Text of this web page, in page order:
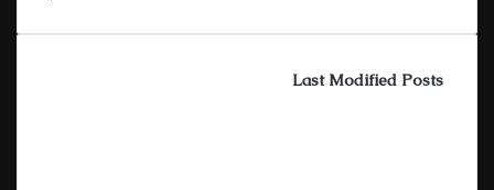
Last Modified Posts